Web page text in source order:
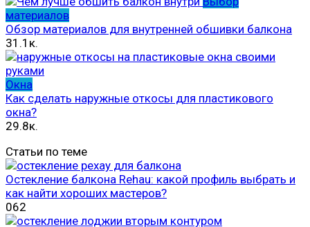
материалов
Обзор материалов для внутренней обшивки балкона
31.1к.
Окна
Как сделать наружные откосы для пластикового
окна?
29.8к.
Статьи по теме
Остекление балкона Rehau: какой профиль выбрать и
как найти хороших мастеров?
062